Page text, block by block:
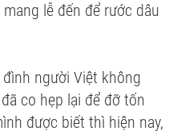
lễ đến để rước dâu
người Việt không
co hẹp lại để đỡ tốn
được biết thì hiện nay,